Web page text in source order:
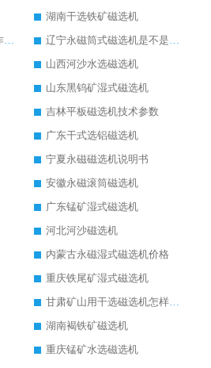
湖南干选铁矿磁选机
黑龙江永磁筒磁选机的工作原理
辽宁永磁筒式磁选机是不是强磁
山西河沙水选磁选机
山东黑钨矿湿式磁选机
吉林平板磁选机技术参数
广东干式选铝磁选机
宁夏永磁磁选机说明书
安徽永磁滚筒磁选机
广东锰矿湿式磁选机
河北河沙磁选机
内蒙古永磁湿式磁选机价格
重庆铁尾矿湿式磁选机
甘肃矿山用干选磁选机怎样调磁
湖南褐铁矿磁选机
重庆锰矿水选磁选机